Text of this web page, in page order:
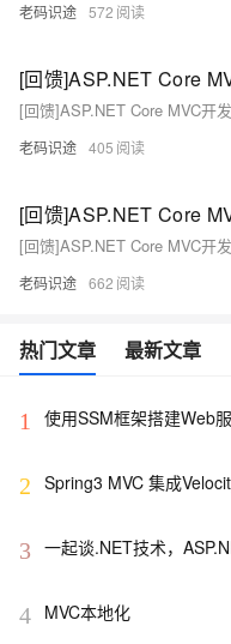
老码识途 572
[回馈]ASP.NET Core
[回馈]ASP.NET Core MVC开
老码识途 405
[回馈]ASP.NET Core
[回馈]ASP.NET Core MVC开
老码识途 662
热门文章 最新文章
1
使用SSM框架搭建Web
2 Spring3 MVC 集成
3 一起谈.NET技术，
4 MVC本地化